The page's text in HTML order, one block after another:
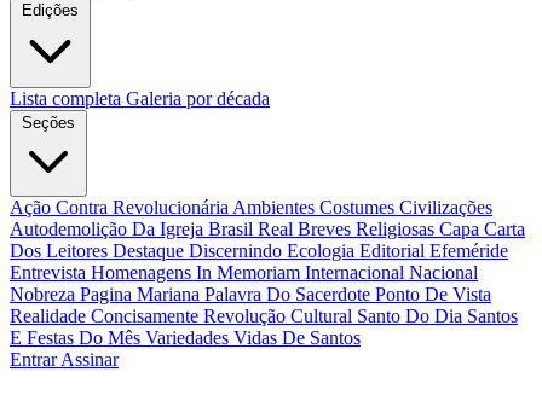
Edições
Lista completa Galeria por década
Seções
Ação Contra Revolucionária Ambientes Costumes Civilizações
Autodemolição Da Igreja Brasil Real Breves Religiosas Capa Carta
Dos Leitores Destaque Discernindo Ecologia Editorial Efeméride
Entrevista Homenagens In Memoriam Internacional Nacional
Nobreza Pagina Mariana Palavra Do Sacerdote Ponto De Vista
Realidade Concisamente Revolução Cultural Santo Do Dia Santos
E Festas Do Mês Variedades Vidas De Santos
EntrarAssinar